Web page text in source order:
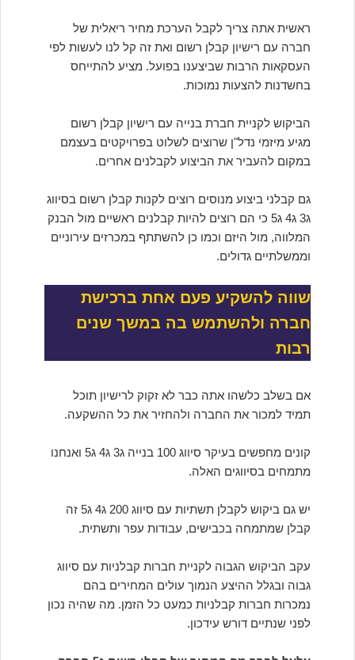
ראשית אתה צריך לקבל הערכת מחיר ריאלית של
חברה עם רישיון קבלן רשום ואת זה קל לנו לעשות לפי
העסקאות הרבות שביצענו בפועל. מציע להתייחס
בחשדנות להצעות נמוכות.
הביקוש לקניית חברת בנייה עם רישיון קבלן רשום
מגיע מיזמי נדל"ן שרוצים לשלוט בפרויקטים בעצמם
במקום להעביר את הביצוע לקבלנים אחרים.
גם קבלני ביצוע מנוסים רוצים לקנות קבלן רשום בסיווג
ג3 ג4 ג5 כי הם רוצים להיות קבלנים ראשיים מול הבנק
המלווה, מול היזם וכמו כן להשתתף במכרזים עירוניים
וממשלתיים גדולים.
שווה להשקיע פעם אחת ברכישת
חברה ולהשתמש בה במשך שנים
רבות
אם בשלב כלשהו אתה כבר לא זקוק לרישיון תוכל
תמיד למכור את החברה ולהחזיר את כל ההשקעה.
קונים מחפשים בעיקר סיווג 100 בנייה ג3 ג4 ג5 ואנחנו
מתמחים בסיווגים האלה.
יש גם ביקוש לקבלן תשתיות עם סיווג 200 ג4 ג5 זה
קבלן שמתמחה בכבישים, עבודות עפר ותשתית.
עקב הביקוש הגבוה לקניית חברות קבלניות עם סיווג
גבוה ובגלל ההיצע הנמוך עולים המחירים בהם
נמכרות חברות קבלניות כמעט כל הזמן. מה שהיה נכון
לפני שנתיים דורש עידכון.